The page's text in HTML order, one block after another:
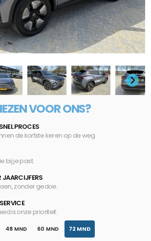
VOOR ONS?
PROCES
de kortste keren op de weg.
bij je past.
JAARCIJFERS
zonder gedoe.
is onze prioriteit.
48 MND 60 MND 72 MND